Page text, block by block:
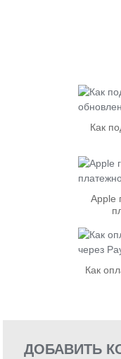
Как
Apple
Как
ДОБАВИТЬ